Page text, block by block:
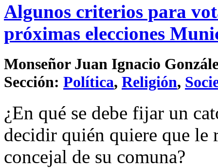
Algunos criterios para
próximas elecciones
Monseñor Juan Ignacio
Sección: Política, Religión,
¿En qué se debe fijar un
decidir quién quiere que le
concejal de su comuna?